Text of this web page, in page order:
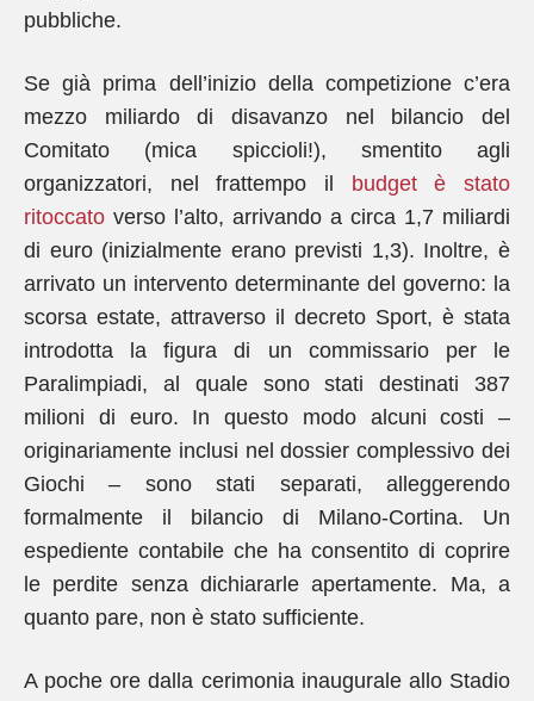
pubbliche.
Se già prima dell’inizio della competizione c’era
mezzo miliardo di disavanzo nel bilancio del
Comitato (mica spiccioli!), smentito agli
organizzatori, nel frattempo il
budget è stato
ritoccato verso l’alto, arrivando a circa 1,7 miliardi
di euro (inizialmente erano previsti 1,3). Inoltre, è
arrivato un intervento determinante del governo: la
scorsa estate, attraverso il decreto Sport, è stata
introdotta la figura di un commissario per le
Paralimpiadi, al quale sono stati destinati 387
milioni di euro. In questo modo alcuni costi –
originariamente inclusi nel dossier complessivo dei
Giochi – sono stati separati, alleggerendo
formalmente il bilancio di Milano-Cortina. Un
espediente contabile che ha consentito di coprire
le perdite senza dichiararle apertamente. Ma, a
quanto pare, non è stato sufficiente.
A poche ore dalla cerimonia inaugurale allo Stadio